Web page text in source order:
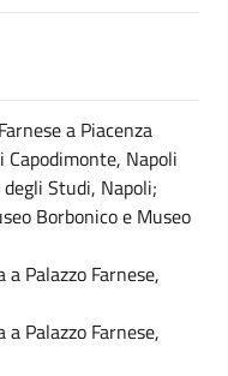
a Piacenza
Napoli
Studi, Napoli;
Borbonico e Museo
Palazzo Farnese,
Palazzo Farnese,